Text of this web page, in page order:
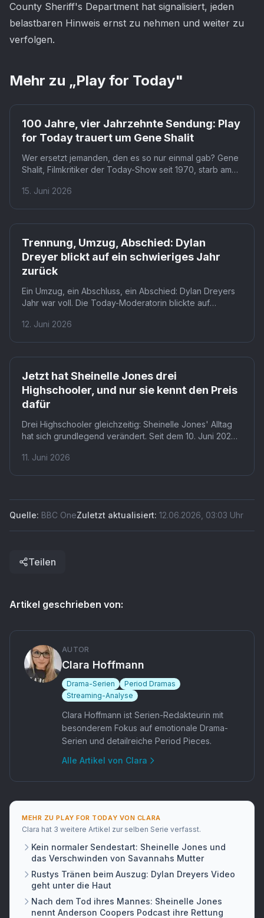
County Sheriff's Department hat signalisiert, jeden
belastbaren Hinweis ernst zu nehmen und weiter zu
verfolgen.
Mehr zu „Play for Today"
100 Jahre, vier Jahrzehnte Sendung: Play
for Today trauert um Gene Shalit
Wer ersetzt jemanden, den es so nur einmal gab? Gene
Shalit, Filmkritiker der Today-Show seit 1970, starb am
Rolle, die bis heute niemand neu definiert hat. Ob das
15. Juni 2026
Trennung, Umzug, Abschied: Dylan
Dreyer blickt auf ein schwieriges Jahr
zurück
Ein Umzug, ein Abschluss, ein Abschied: Dylan Dreyers
Jahr war voll. Die Today-Moderatorin blickte auf
Haushaltswechsel zurück. Ihr Satz über die
12. Juni 2026
Jetzt hat Sheinelle Jones drei
Highschooler, und nur sie kennt den Preis
dafür
Drei Highschooler gleichzeitig: Sheinelle Jones' Alltag
hat sich grundlegend verändert. Seit dem 10. Juni 2026
und Uche, die Highschool. Was das bedeutet, spürte
11. Juni 2026
Quelle: BBC OneZuletzt aktualisiert: 12.06.2026 03:03 Uhr
Teilen
Artikel geschrieben von:
AUTOR
Clara Hoffmann
Drama-Serien
Period Dramas
Streaming-Analyse
Clara Hoffmann ist Serien-Redakteurin mit
besonderem Fokus auf emotionale Drama-
Serien und detailreiche Period Pieces.
Alle Artikel von Clara
MEHR ZUPLAY FOR TODAY VON CLARA
Clara hat 3 weitere Artikel zur selben Serie verfasst.
Kein normaler Sendestart: Sheinelle Jones und
das Verschwinden von Savannahs Mutter
Rustys Tränen beim Auszug: Dylan Dreyers Video
geht unter die Haut
Nach dem Tod ihres Mannes: Sheinelle Jones
nennt Anderson Coopers Podcast ihre Rettung